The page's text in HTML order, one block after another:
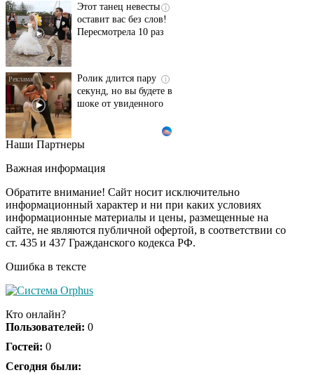
i
Этот танец невесты
оставит вас без слов!
Пересмотрела 10 раз
i
Ролик длится пару
секунд, но вы будете в
шоке от увиденного
Ролик из Омска: вы
i
Ржу не переставая, это
видео пересмотришь
не раз
Скрытая камера на
их не видят...
Ролик длится
Наши Партнеры
Важная информация
Обратите внимание! Сайт носит исключительно
информационный характер и ни при каких условиях
информационные материалы и цены, размещенные на
сайте, не являются публичной офертой, в соответствии со
ст. 435 и 437 Гражданского кодекса РФ.
Ошибка в тексте
Кто онлайн?
Пользователей: 0
Гостей: 0
Сегодня были: